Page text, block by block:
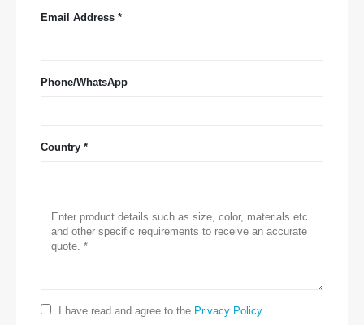
Email Address *
Phone/WhatsApp
Country *
I have read and agree to the Privacy Policy.
: No.299 Jinsuo Road, National High-Tech Zone, Zhengzhou
0086-371-67169097